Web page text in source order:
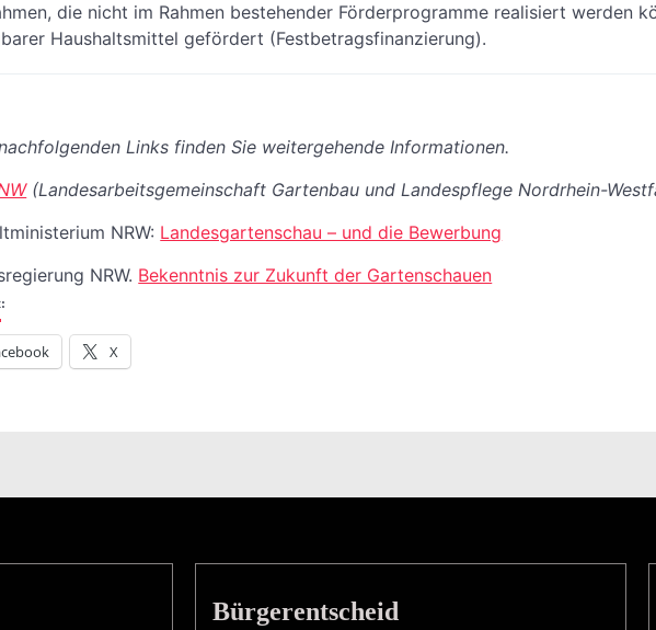
die nicht im Rahmen bestehender Förderprogramme realisiert werden
Haushaltsmittel gefördert (Festbetragsfinanzierung).
Links finden Sie weitergehende Informationen.
(Landesarbeitsgemeinschaft Gartenbau und Landespflege Nordrhein-
NRW: Landesgartenschau – und die Bewerbung
NRW. Bekenntnis zur Zukunft der Gartenschauen
X
Bürgerentscheid